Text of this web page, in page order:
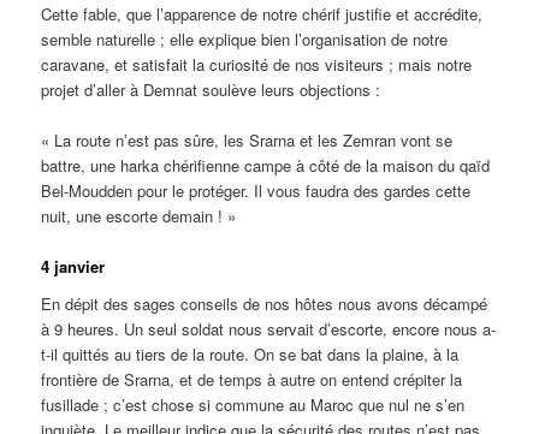
Cette fable, que l’apparence de notre chérif justifie et accrédite,
semble naturelle ; elle explique bien l’organisation de notre
caravane, et satisfait la curiosité de nos visiteurs ; mais notre
projet d’aller à Demnat soulève leurs objections :
« La route n’est pas sûre, les Srarna et les Zemran vont se
battre, une harka chérifienne campe à côté de la maison du qaïd
Bel-Moudden pour le protéger. Il vous faudra des gardes cette
nuit, une escorte demain ! »
4 janvier
En dépit des sages conseils de nos hôtes nous avons décampé
à 9 heures. Un seul soldat nous servait d’escorte, encore nous a-
t-il quittés au tiers de la route. On se bat dans la plaine, à la
frontière de Srarna, et de temps à autre on entend crépiter la
fusillade ; c’est chose si commune au Maroc que nul ne s’en